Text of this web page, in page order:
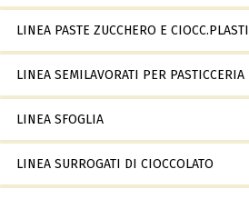
LINEA PASTE ZUCCHERO E CIOCC.PLASTI
LINEA SEMILAVORATI PER PASTICCERIA
LINEA SFOGLIA
LINEA SURROGATI DI CIOCCOLATO